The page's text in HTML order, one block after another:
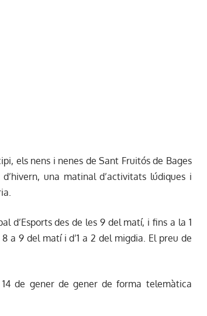
els nens i nenes de Sant Fruitós de Bages
una matinal d’activitats lúdiques i
d’Esports des de les 9 del matí, i fins a la 1
a 9 del matí i d’1 a 2 del migdia. El preu de
14 de gener de gener de forma telemàtica